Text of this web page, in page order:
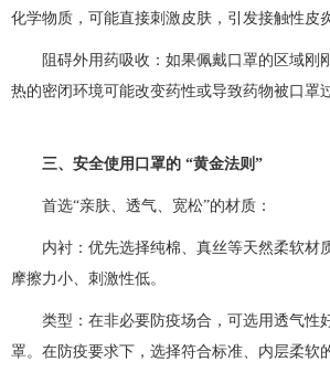
化学物质，可能直接刺激皮肤，引发接触性皮
阻碍外用药吸收：如果佩戴口罩的区域刚
热的密闭环境可能改变药性或导致药物被口罩
三、安全使用口罩的 “黄金法则”
首选“亲肤、透气、宽松”的材质：
内衬：优先选择纯棉、真丝等天然柔软材
摩擦力小、刺激性低。
类型：在非必要防疫场合，可选用透气性
罩。在防疫要求下，选择符合标准、内层柔软